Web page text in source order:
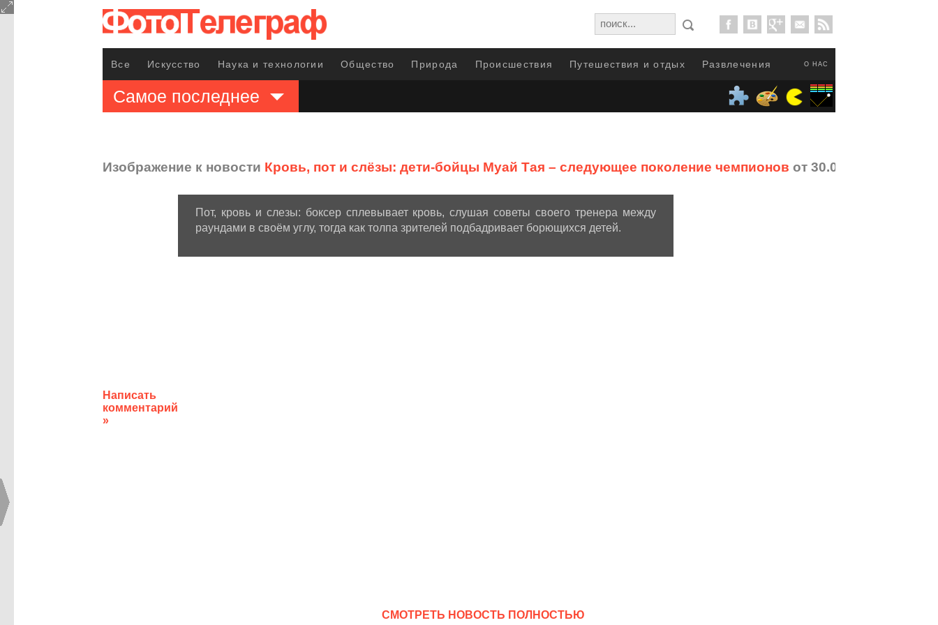
О НАС
Все Искусство Наука и технологии Общество Природа Происшествия Путешествия и отдых Развлечения
Самое последнее
Изображение к новости Кровь, пот и слёзы: дети-бойцы Муай Тая – следующее поколение чемпионов от 30.07.2015
Написать
комментарий
»
Пот, кровь и слезы: боксер сплевывает кровь, слушая советы своего тренера между
раундами в своём углу, тогда как толпа зрителей подбадривает борющихся детей.
CМОТРЕТЬ НОВОСТЬ ПОЛНОСТЬЮ